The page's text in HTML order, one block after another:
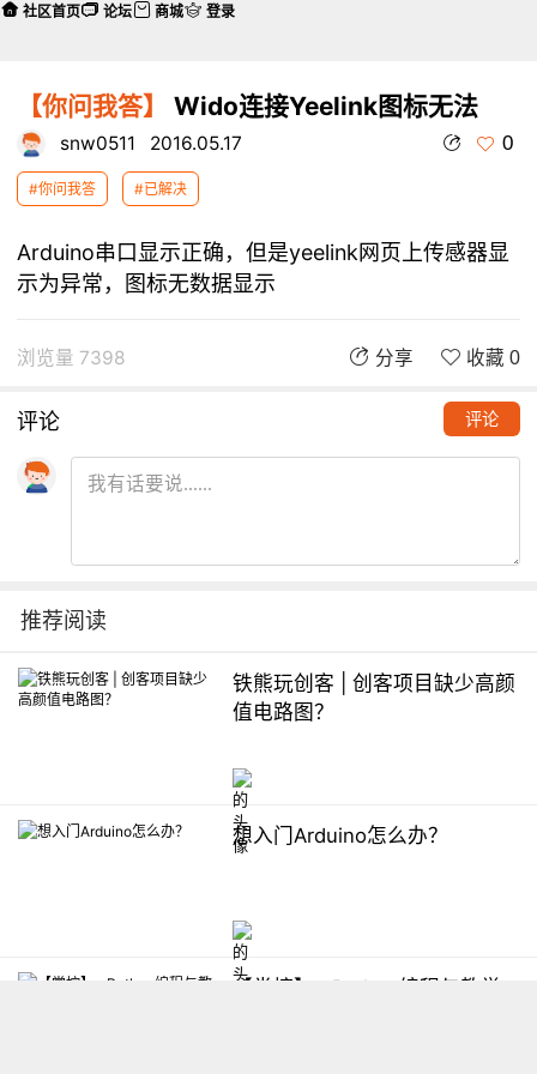
【你问我答】 Wido连接Yeelink图标无法
snw0511 2016.05.17 0
#你问我答 #已解决
Arduino串口显示正确，但是yeelink网页上传感器显
示为异常，图标无数据显示
浏览量 7398 分享 收藏 0
评论 评论
推荐阅读
铁熊玩创客 | 创客项目缺少高颜
值电路图？
想入门Arduino怎么办？
【掌控】mPython编程与教学
社区首页 论坛 商城 登录